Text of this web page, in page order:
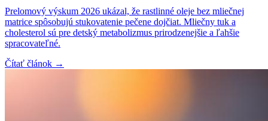
Prelomový výskum 2026 ukázal, že rastlinné oleje bez mliečnej
matrice spôsobujú stukovatenie pečene dojčiat. Mliečny tuk a
cholesterol sú pre detský metabolizmus prirodzenejšie a ľahšie
spracovateľné.
Čítať článok →